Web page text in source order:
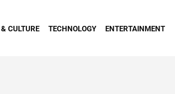
CULTURE TECHNOLOGY ENTERTAINMENT